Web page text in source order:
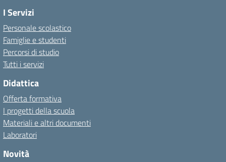
I Servizi
Personale scolastico
Famiglie e studenti
Percorsi di studio
Tutti i servizi
Didattica
Offerta formativa
I progetti della scuola
Materiali e altri documenti
Laboratori
Novità